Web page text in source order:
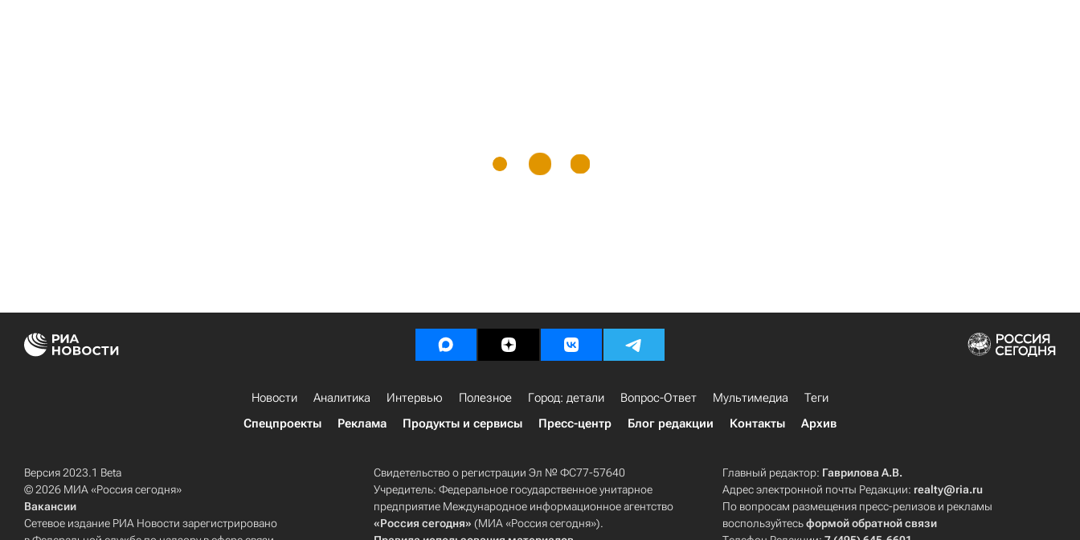
Новости Аналитика Интервью Полезное Город: детали Вопрос-Ответ Мультимедиа
Теги
Спецпроекты
Реклама Продукты и сервисы Пресс-центр Блог редакции Контакты Архив
Версия 2023.1 Beta
© 2026 МИА «Россия сегодня»
Вакансии
Сетевое издание РИА Новости зарегистрировано
Свидетельство о регистрации Эл № ФС77-57640
Учредитель: Федеральное государственное унитарное
предприятие Международное информационное агентство
«Россия сегодня» (МИА «Россия сегодня»).
Главный редактор: Гаврилова А.В.
Адрес электронной почты Редакции: realty@ria.ru
По вопросам размещения пресс-релизов и рекламы
воспользуйтесьформой обратной связи